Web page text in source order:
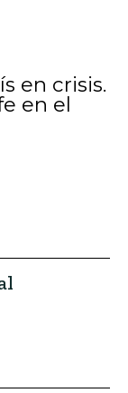
en crisis.
en el